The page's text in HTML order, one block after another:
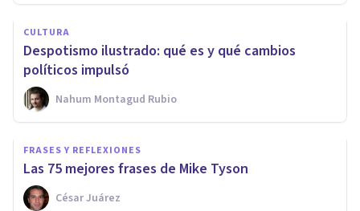
CULTURA
Despotismo ilustrado: qué es y qué cambios
políticos impulsó
Nahum Montagud Rubio
FRASES Y REFLEXIONES
Las 75 mejores frases de Mike Tyson
César Juárez